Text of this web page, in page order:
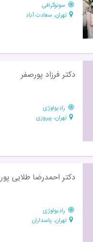
سونوگرافی
تهران، سعادت آباد
دکتر فرزاد پورصفر
رادیولوژی
تهران، پیروزی
دکتر احمدرضا طلایی پور
رادیولوژی
تهران، پاسداران